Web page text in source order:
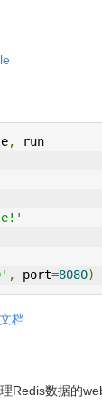
, run
, port=8080)
档
Redis数据的